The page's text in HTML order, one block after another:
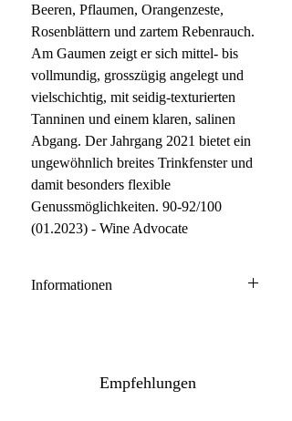
Beeren, Pflaumen, Orangenzeste,
Rosenblättern und zartem Rebenrauch.
Am Gaumen zeigt er sich mittel- bis
vollmundig, grosszügig angelegt und
vielschichtig, mit seidig-texturierten
Tanninen und einem klaren, salinen
Abgang. Der Jahrgang 2021 bietet ein
ungewöhnlich breites Trinkfenster und
damit besonders flexible
Genussmöglichkeiten. 90-92/100
(01.2023) - Wine Advocate
Informationen
Ausbau: 12-18 Monate Barrique
Empfehlungen